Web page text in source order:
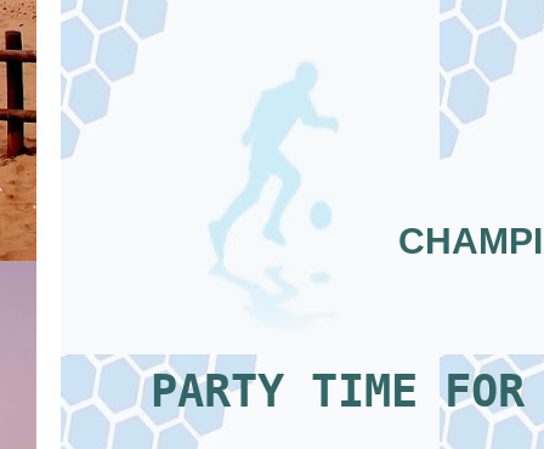
PARTY TIME FOR